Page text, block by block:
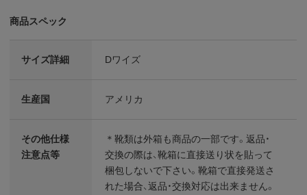
商品スペック
サイズ詳細 Dワイズ
生産国 アメリカ
その他仕様
注意点等
＊靴類は外箱も商品の一部です。返品・
交換の際は、靴箱に直接送り状を貼って
梱包しないで下さい。靴箱で直接発送さ
れた場合、返品・交換対応は出来ません。